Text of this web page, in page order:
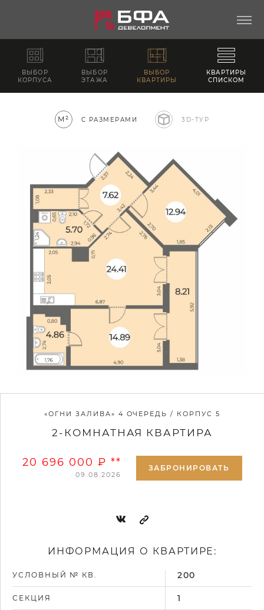
ВЫБОР
КОРПУСА
ВЫБОР
ЭТАЖА
ВЫБОР
КВАРТИРЫ
КВАРТИРЫ
СПИСКОМ
М² С РАЗМЕРАМИ 3D-ТУР
«ОГНИ ЗАЛИВА» 4 ОЧЕРЕДЬ / КОРПУС 5
2-КОМНАТНАЯ КВАРТИРА
20 696 000 ₽ **
09.08.2026
ЗАБРОНИРОВАТЬ
ИНФОРМАЦИЯ О КВАРТИРЕ:
УСЛОВНЫЙ № КВ. 200
СЕКЦИЯ 1